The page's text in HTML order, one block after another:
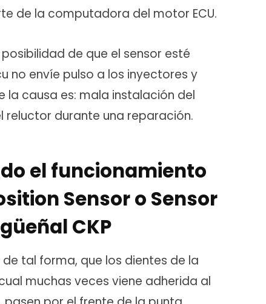
de la computadora del motor ECU.
de que el sensor esté
no envíe pulso a los inyectores y
la causa es: mala instalación del
reluctor durante una reparación.
el funcionamiento
Sensor o Sensor
CKP
de tal forma, que los dientes de la
muchas veces viene adherida al